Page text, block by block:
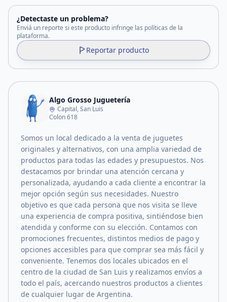
¿Detectaste un problema?
Enviá un reporte si este producto infringe las políticas de la
plataforma.
Reportar producto
Algo Grosso Juguetería
Capital, San Luis
Colon 618
Somos un local dedicado a la venta de juguetes
originales y alternativos, con una amplia variedad de
productos para todas las edades y presupuestos. Nos
destacamos por brindar una atención cercana y
personalizada, ayudando a cada cliente a encontrar la
mejor opción según sus necesidades. Nuestro
objetivo es que cada persona que nos visita se lleve
una experiencia de compra positiva, sintiéndose bien
atendida y conforme con su elección. Contamos con
promociones frecuentes, distintos medios de pago y
opciones accesibles para que comprar sea más fácil y
conveniente. Tenemos dos locales ubicados en el
centro de la ciudad de San Luis y realizamos envíos a
todo el país, acercando nuestros productos a clientes
de cualquier lugar de Argentina.